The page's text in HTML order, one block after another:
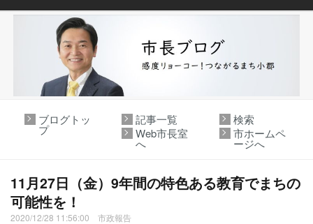
ブログトッ
プ
記事一覧
検索
Web市長室
へ
市ホームペ
ージへ
11月27日（金）9年間の特色ある教育でまちの
可能性を！
2020/12/28 11:56:00 市政報告